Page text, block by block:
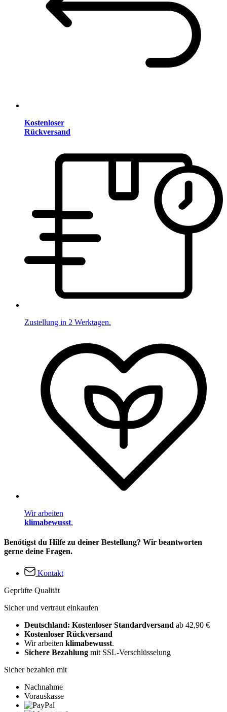
Kostenloser
Rückversand
Zustellung in 2 Werktagen.
Wir arbeiten
klimabewusst.
Benötigst du Hilfe zu deiner Bestellung? Wir beantworten
gerne deine Fragen.
Kontakt
Geprüfte Qualität
Sicher und vertraut einkaufen
Deutschland: Kostenloser Standardversand ab 42,90 €
Kostenloser Rückversand
Wir arbeiten klimabewusst.
Sichere Bezahlung mit SSL-Verschlüsselung
Sicher bezahlen mit
Nachnahme
Vorauskasse